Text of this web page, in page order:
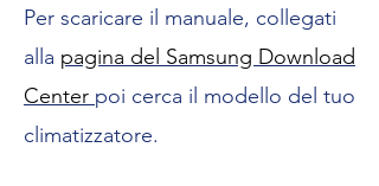
Per scaricare il manuale, collegati
alla pagina del Samsung Download
Center poi cerca il modello del tuo
climatizzatore.